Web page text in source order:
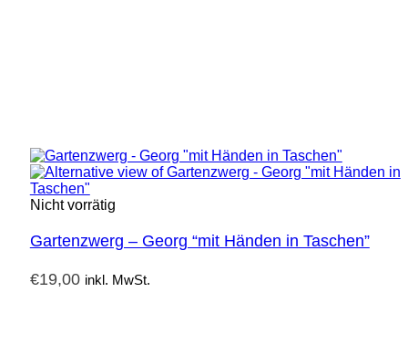
Nicht vorrätig
Gartenzwerg – Georg “mit Händen in Taschen”
€19,00 inkl. MwSt.